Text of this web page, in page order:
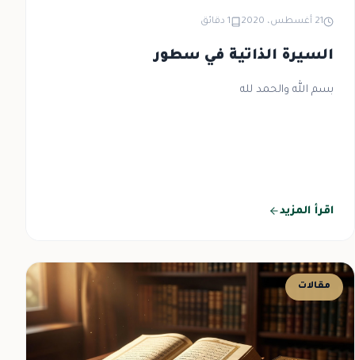
21 أغسطس، 2020 1 دقائق
السيرة الذاتية في سطور
بسم الله والحمد لله
اقرأ المزيد
مقالات